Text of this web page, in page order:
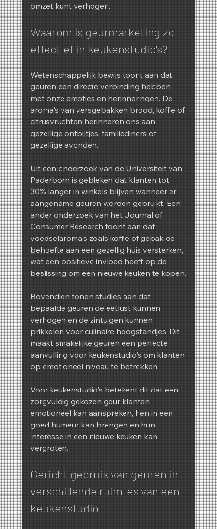
omzet kunt verhogen.
Waarom is geurmarketing zo
effectief in keukenstudio's?
Wetenschappelijk bewijs toont aan dat
geuren een directe verbinding hebben
met onze emoties en herinneringen. De
aroma's van versgebakken brood, koffie of
citrusvruchten herinneren ons aan
gezellige ontbijtjes, familiediners of
gezellige avonden.
Uit een onderzoek van de Universiteit van
Paderborn is gebleken dat klanten tot
30% langer in winkels blijven wanneer er
aangename geuren worden gebruikt. Een
ander onderzoek van het Journal of
Consumer Research toont aan dat
voedselaroma's zoals koffie of gebak de
behoefte aan een gezellig huis versterken,
wat een positieve invloed heeft op de
beslissing om een nieuwe keuken te kopen.
Bovendien tonen studies aan dat
bepaalde geuren de eetlust kunnen
verhogen en de zintuigen kunnen
prikkelen voor culinaire hoogstandjes. Dit
maakt smakelijke geuren een perfecte
aanvulling voor keukenstudio's om klanten
op emotioneel niveau te betrekken.
Voor keukenstudio's betekent dit dat een
zorgvuldig gekozen geur klanten
emotioneel kan aanspreken, hen in een
goed humeur kan brengen en hun
interesse in een nieuwe keuken kan
vergroten.
Gericht gebruik van geuren in
verschillende ruimtes van een
keukenstudio